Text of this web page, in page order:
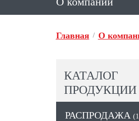
Главная О
КАТАЛОГ
ПРОДУКЦИИ
РАСПРОДАЖА